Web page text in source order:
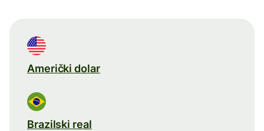
Američki dolar
Brazilski real